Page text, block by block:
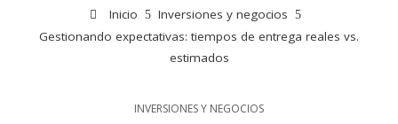
Inicio
Inversiones y negocios
Gestionando expectativas: tiempos de entrega reales vs.
estimados
INVERSIONES Y NEGOCIOS